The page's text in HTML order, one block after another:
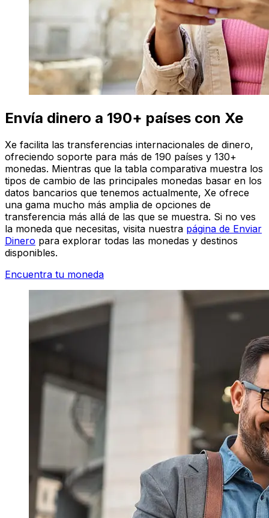
Envía dinero a 190+ países con Xe
Xe facilita las transferencias internacionales de dinero,
ofreciendo soporte para más de 190 países y 130+
monedas. Mientras que la tabla comparativa muestra los
tipos de cambio de las principales monedas basar en los
datos bancarios que tenemos actualmente, Xe ofrece
una gama mucho más amplia de opciones de
transferencia más allá de las que se muestra. Si no ves
la moneda que necesitas, visita nuestra página de Enviar
Dinero para explorar todas las monedas y destinos
disponibles.
Encuentra tu moneda